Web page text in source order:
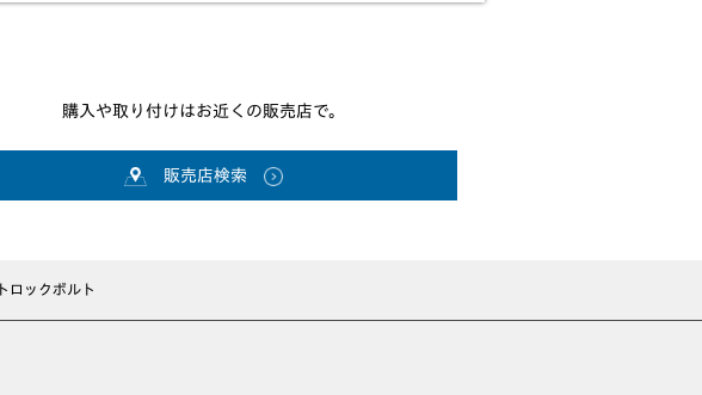
購入や取り付けはお近くの販売店で。
販売店検索
ロックボルト